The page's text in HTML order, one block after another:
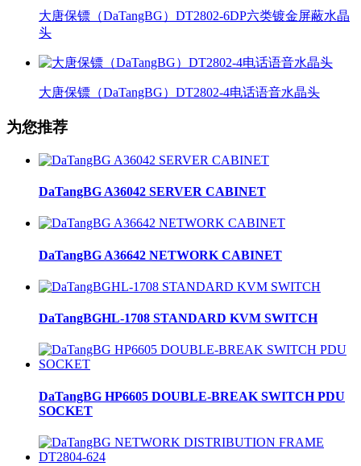
大唐保镖（DaTangBG）DT2802-6DP六类镀金屏蔽水晶
头
大唐保镖（DaTangBG）DT2802-4电话语音水晶头
为您推荐
DaTangBG A36042 SERVER CABINET
DaTangBG A36642 NETWORK CABINET
DaTangBGHL-1708 STANDARD KVM SWITCH
DaTangBG HP6605 DOUBLE-BREAK SWITCH PDU
SOCKET